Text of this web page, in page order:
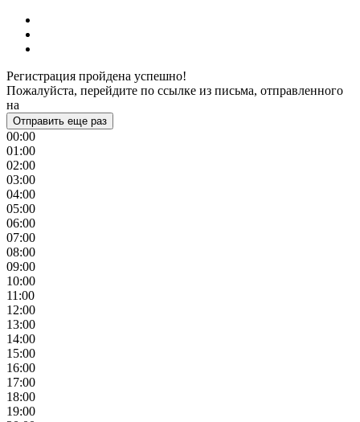
Регистрация пройдена успешно!
Пожалуйста, перейдите по ссылке из письма, отправленного
на
Отправить еще раз
00:00
01:00
02:00
03:00
04:00
05:00
06:00
07:00
08:00
09:00
10:00
11:00
12:00
13:00
14:00
15:00
16:00
17:00
18:00
19:00